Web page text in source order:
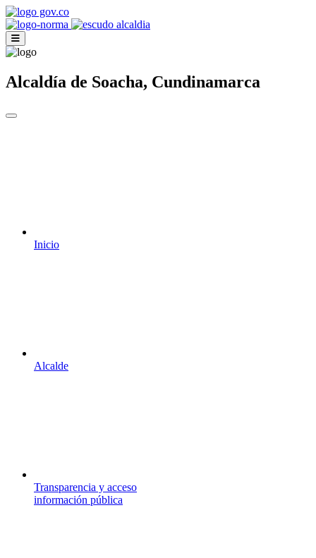
Alcaldía de Soacha, Cundinamarca
Inicio
Alcalde
Transparencia y acceso
información pública